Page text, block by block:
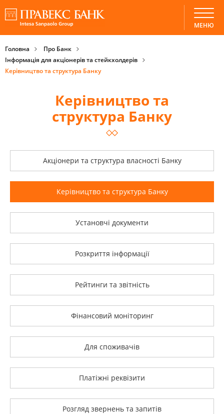
МЕНЮ
Головна
Про Банк
Інформація для акціонерів та стейкхолдерів
Керівництво та структура Банку
Керівництво та
структура Банку
Акціонери та структура власності Банку
Керівництво та структура Банку
Установчі документи
Розкриття інформації
Рейтинги та звітність
Фінансовий моніторинг
Для споживачів
Платіжні реквізити
Розгляд звернень та запитів